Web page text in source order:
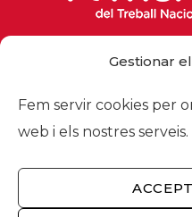
Gestionar
Fem servir cookies per
web i els nostres serveis.
© 2026 -